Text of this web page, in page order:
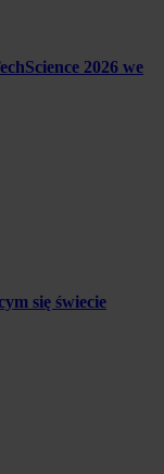
2026 we
się świecie